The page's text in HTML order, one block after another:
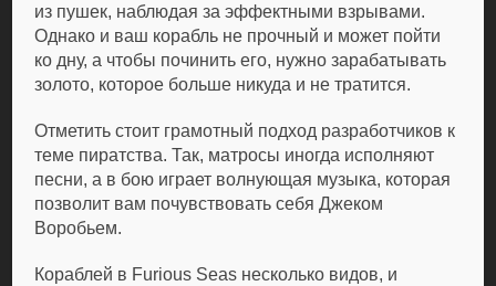
из пушек, наблюдая за эффектными взрывами.
Однако и ваш корабль не прочный и может пойти
ко дну, а чтобы починить его, нужно зарабатывать
золото, которое больше никуда и не тратится.
Отметить стоит грамотный подход разработчиков к
теме пиратства. Так, матросы иногда исполняют
песни, а в бою играет волнующая музыка, которая
позволит вам почувствовать себя Джеком
Воробьем.
Кораблей в Furious Seas несколько видов, и